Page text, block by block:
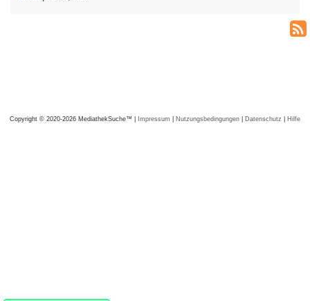
Copyright © 2020-2026 MediathekSuche™ | Impressum | Nutzungsbedingungen | Datenschutz | Hilfe